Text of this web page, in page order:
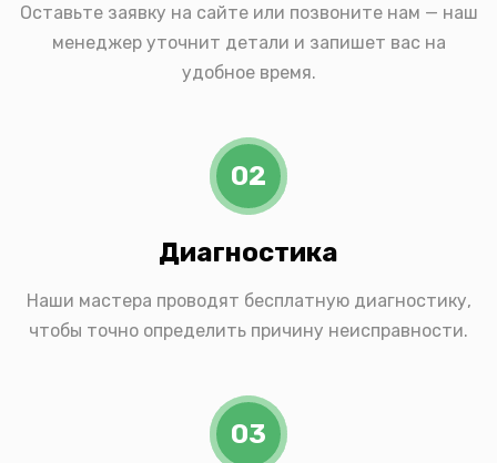
Оставьте заявку на сайте или позвоните нам — наш
менеджер уточнит детали и запишет вас на
удобное время.
02
Диагностика
Наши мастера проводят бесплатную диагностику,
чтобы точно определить причину неисправности.
03